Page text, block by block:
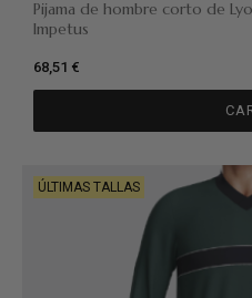
Pijama de hombre corto de
Impetus
68,51 €
ÚLTIMAS TALLAS